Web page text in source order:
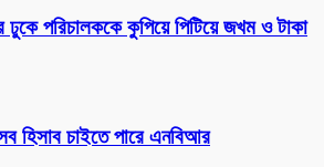
ঢুকে পরিচালককে কুপিয়ে পিটিয়ে জখম ও টাকা
হিসাব চাইতে পারে এনবিআর